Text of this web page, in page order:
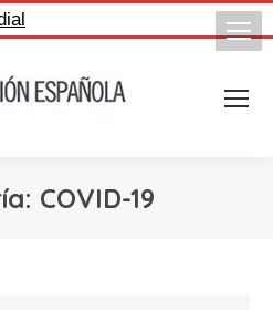
COVID-19